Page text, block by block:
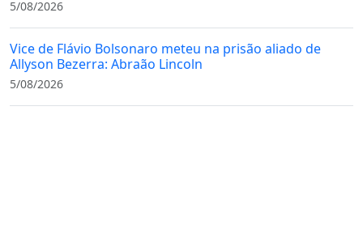
5/08/2026
Vice de Flávio Bolsonaro meteu na prisão aliado de
Allyson Bezerra: Abraão Lincoln
5/08/2026